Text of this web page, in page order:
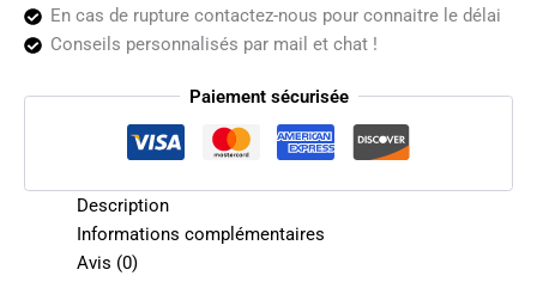
En cas de rupture contactez-nous pour connaitre le délai
Conseils personnalisés par mail et chat !
Paiement sécurisée
Description
Informations complémentaires
Avis (0)